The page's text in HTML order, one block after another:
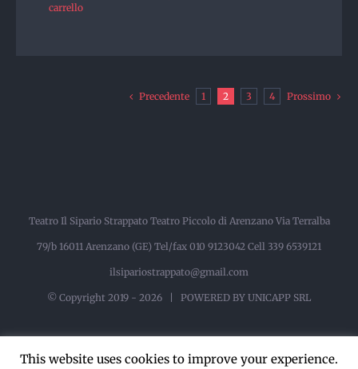
carrello
Precedente 1 2 3 4 Prossimo
Teatro Il Sipario Strappato Teatro Piccolo di Arenzano Via Terralba
79/b 16011 Arenzano (GE) Tel/fax 010 9123042 Cell 339 6539121
ilsipariostrappato@gmail.com
© Copyright 2019 - 2026 | POWERED BY UNICAPP SRL
This website uses cookies to improve your experience.